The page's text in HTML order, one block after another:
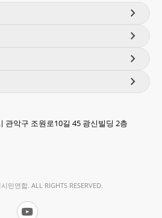
chevron_right
chevron_right
chevron_right
chevron_right
관악구 조원로10길 45 광신빌딩 2층
민연합. ALL RIGHTS RESERVED.